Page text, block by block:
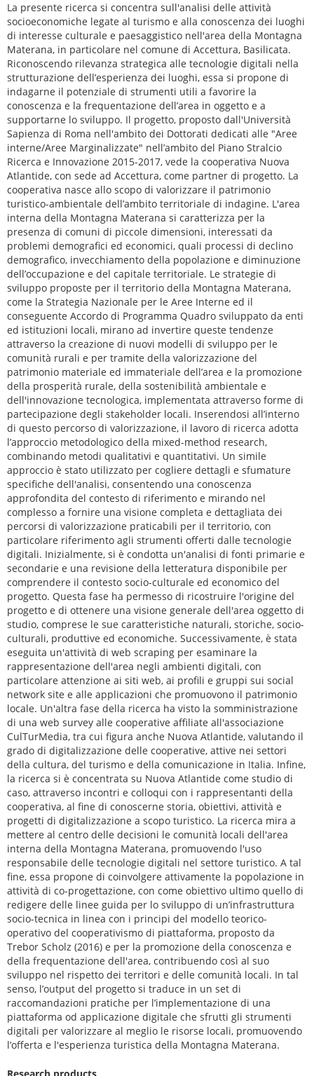
La presente ricerca si concentra sull'analisi delle attività
socioeconomiche legate al turismo e alla conoscenza dei luoghi
di interesse culturale e paesaggistico nell'area della Montagna
Materana, in particolare nel comune di Accettura, Basilicata.
Riconoscendo rilevanza strategica alle tecnologie digitali nella
strutturazione dell’esperienza dei luoghi, essa si propone di
indagarne il potenziale di strumenti utili a favorire la
conoscenza e la frequentazione dell’area in oggetto e a
supportarne lo sviluppo. Il progetto, proposto dall'Università
Sapienza di Roma nell'ambito dei Dottorati dedicati alle "Aree
interne/Aree Marginalizzate" nell’ambito del Piano Stralcio
Ricerca e Innovazione 2015-2017, vede la cooperativa Nuova
Atlantide, con sede ad Accettura, come partner di progetto. La
cooperativa nasce allo scopo di valorizzare il patrimonio
turistico-ambientale dell’ambito territoriale di indagine. L'area
interna della Montagna Materana si caratterizza per la
presenza di comuni di piccole dimensioni, interessati da
problemi demografici ed economici, quali processi di declino
demografico, invecchiamento della popolazione e diminuzione
dell’occupazione e del capitale territoriale. Le strategie di
sviluppo proposte per il territorio della Montagna Materana,
come la Strategia Nazionale per le Aree Interne ed il
conseguente Accordo di Programma Quadro sviluppato da enti
ed istituzioni locali, mirano ad invertire queste tendenze
attraverso la creazione di nuovi modelli di sviluppo per le
comunità rurali e per tramite della valorizzazione del
patrimonio materiale ed immateriale dell’area e la promozione
della prosperità rurale, della sostenibilità ambientale e
dell'innovazione tecnologica, implementata attraverso forme di
partecipazione degli stakeholder locali. Inserendosi all’interno
di questo percorso di valorizzazione, il lavoro di ricerca adotta
l’approccio metodologico della mixed-method research,
combinando metodi qualitativi e quantitativi. Un simile
approccio è stato utilizzato per cogliere dettagli e sfumature
specifiche dell'analisi, consentendo una conoscenza
approfondita del contesto di riferimento e mirando nel
complesso a fornire una visione completa e dettagliata dei
percorsi di valorizzazione praticabili per il territorio, con
particolare riferimento agli strumenti offerti dalle tecnologie
digitali. Inizialmente, si è condotta un'analisi di fonti primarie e
secondarie e una revisione della letteratura disponibile per
comprendere il contesto socio-culturale ed economico del
progetto. Questa fase ha permesso di ricostruire l'origine del
progetto e di ottenere una visione generale dell'area oggetto di
studio, comprese le sue caratteristiche naturali, storiche, socio-
culturali, produttive ed economiche. Successivamente, è stata
eseguita un'attività di web scraping per esaminare la
rappresentazione dell'area negli ambienti digitali, con
particolare attenzione ai siti web, ai profili e gruppi sui social
network site e alle applicazioni che promuovono il patrimonio
locale. Un'altra fase della ricerca ha visto la somministrazione
di una web survey alle cooperative affiliate all'associazione
CulTurMedia, tra cui figura anche Nuova Atlantide, valutando il
grado di digitalizzazione delle cooperative, attive nei settori
della cultura, del turismo e della comunicazione in Italia. Infine,
la ricerca si è concentrata su Nuova Atlantide come studio di
caso, attraverso incontri e colloqui con i rappresentanti della
cooperativa, al fine di conoscerne storia, obiettivi, attività e
progetti di digitalizzazione a scopo turistico. La ricerca mira a
mettere al centro delle decisioni le comunità locali dell'area
interna della Montagna Materana, promuovendo l'uso
responsabile delle tecnologie digitali nel settore turistico. A tal
fine, essa propone di coinvolgere attivamente la popolazione in
attività di co-progettazione, con come obiettivo ultimo quello di
redigere delle linee guida per lo sviluppo di un’infrastruttura
socio-tecnica in linea con i principi del modello teorico-
operativo del cooperativismo di piattaforma, proposto da
Trebor Scholz (2016) e per la promozione della conoscenza e
della frequentazione dell'area, contribuendo così al suo
sviluppo nel rispetto dei territori e delle comunità locali. In tal
senso, l’output del progetto si traduce in un set di
raccomandazioni pratiche per l’implementazione di una
piattaforma od applicazione digitale che sfrutti gli strumenti
digitali per valorizzare al meglio le risorse locali, promuovendo
l’offerta e l'esperienza turistica della Montagna Materana.